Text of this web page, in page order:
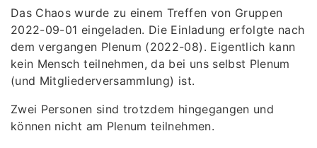
Das Chaos wurde zu einem Treffen von Gruppen
2022-09-01 eingeladen. Die Einladung erfolgte nach
dem vergangen Plenum (2022-08). Eigentlich kann
kein Mensch teilnehmen, da bei uns selbst Plenum
(und Mitgliederversammlung) ist.
Zwei Personen sind trotzdem hingegangen und
können nicht am Plenum teilnehmen.